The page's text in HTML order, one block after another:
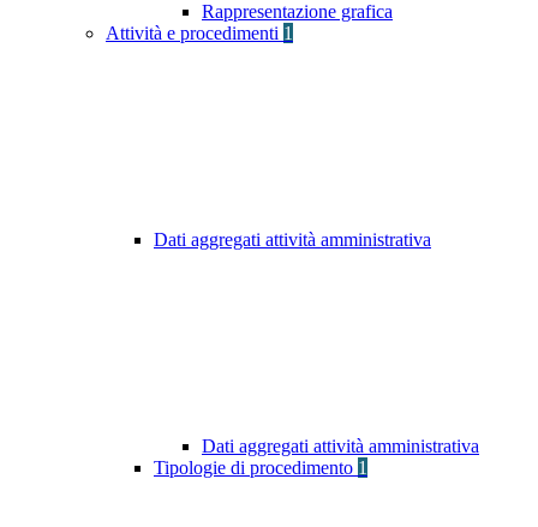
Rappresentazione grafica
Attività e procedimenti 1
Dati aggregati attività amministrativa
Dati aggregati attività amministrativa
Tipologie di procedimento 1